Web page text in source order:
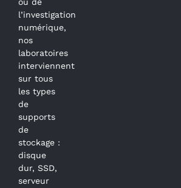
l’investigation
numérique,
nos
laboratoires
interviennent
sur tous
les types
de
supports
de
stockage :
disque
dur, SSD,
serveur